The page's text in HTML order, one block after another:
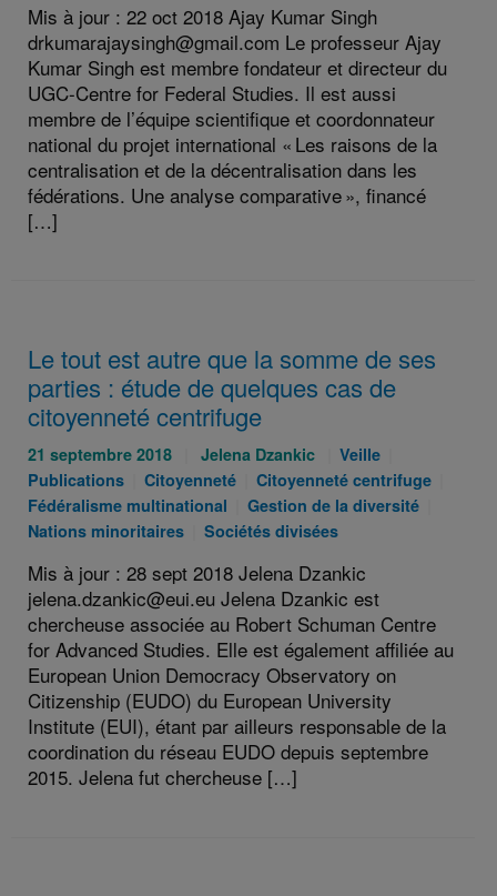
Mis à jour : 22 oct 2018 Ajay Kumar Singh
drkumarajaysingh@gmail.com Le professeur Ajay
Kumar Singh est membre fondateur et directeur du
UGC-Centre for Federal Studies. Il est aussi
membre de l’équipe scientifique et coordonnateur
national du projet international « Les raisons de la
centralisation et de la décentralisation dans les
fédérations. Une analyse comparative », financé
[…]
Le tout est autre que la somme de ses
parties : étude de quelques cas de
citoyenneté centrifuge
Publié
le
:
21 septembre 2018
Auteurs
:
Jelena Dzankic
Catégories
:
Veille
:
Publications
Catégories
:
Citoyenneté
Catégories
:
Citoyenneté centrifuge
Fédéralisme multinational
Catégories
:
Gestion de la diversité
Nations minoritaires
Catégories
Sociétés divisées
Mis à jour : 28 sept 2018 Jelena Dzankic
jelena.dzankic@eui.eu Jelena Dzankic est
chercheuse associée au Robert Schuman Centre
for Advanced Studies. Elle est également affiliée au
European Union Democracy Observatory on
Citizenship (EUDO) du European University
Institute (EUI), étant par ailleurs responsable de la
coordination du réseau EUDO depuis septembre
2015. Jelena fut chercheuse […]